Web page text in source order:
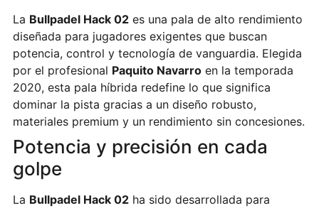
La Bullpadel Hack 02es una pala de alto rendimiento
diseñada para jugadores exigentes que buscan
potencia, control y tecnología de vanguardia. Elegida
por el profesional Paquito Navarroen la temporada
2020, esta pala híbrida redefine lo que significa
dominar la pista gracias a un diseño robusto,
materiales premium y un rendimiento sin concesiones.
Potencia y precisión en cada
golpe
La Bullpadel Hack 02ha sido desarrollada para